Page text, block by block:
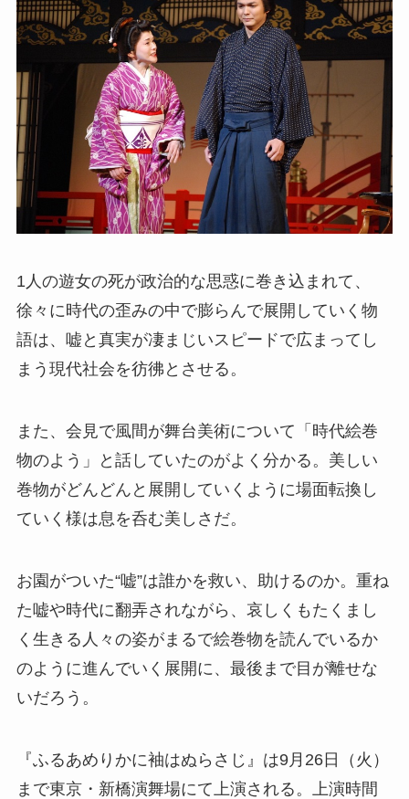
1人の遊女の死が政治的な思惑に巻き込まれて、
徐々に時代の歪みの中で膨らんで展開していく物
語は、嘘と真実が凄まじいスピードで広まってし
まう現代社会を彷彿とさせる。
また、会見で風間が舞台美術について「時代絵巻
物のよう」と話していたのがよく分かる。美しい
巻物がどんどんと展開していくように場面転換し
ていく様は息を呑む美しさだ。
お園がついた“嘘”は誰かを救い、助けるのか。重ね
た嘘や時代に翻弄されながら、哀しくもたくまし
く生きる人々の姿がまるで絵巻物を読んでいるか
のように進んでいく展開に、最後まで目が離せな
いだろう。
『ふるあめりかに袖はぬらさじ』は9月26日（火）
まで東京・新橋演舞場にて上演される。上演時間